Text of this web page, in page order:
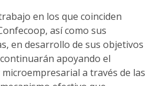
en los que coinciden
así como sus
en desarrollo de sus objetivos
apoyando el
a través de las